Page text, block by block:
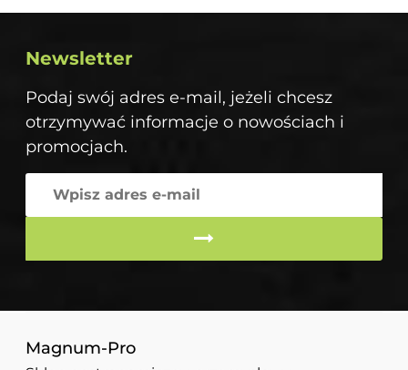
Newsletter
Podaj swój adres e-mail, jeżeli chcesz
otrzymywać informacje o nowościach i
promocjach.
Magnum-Pro